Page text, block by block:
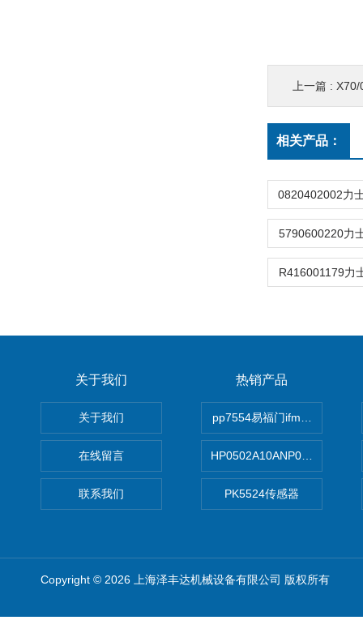
上一篇 : X70/
相关产品：
5790600220力
R416001179力
关于我们
关于我们
在线留言
联系我们
热销产品
pp7554易福门ifm传感器
HP0502A10ANP01滤芯 Mp
PK5524传感器
Copyright © 2026 上海泽丰达机械设备有限公司 版权所有